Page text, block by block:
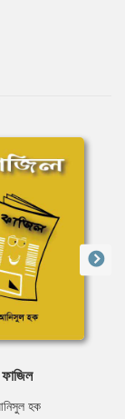
ফাজিল
হক